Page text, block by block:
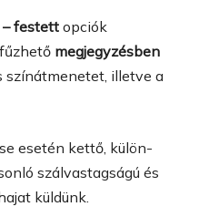
– festett opciók
megjegyzésben
színátmenetet, illetve a
esetén kettő, külön-
szálvastagságú és
küldünk.